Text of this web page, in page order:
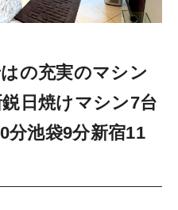
の充実のマシン
日焼けマシン7台
分池袋9分新宿11